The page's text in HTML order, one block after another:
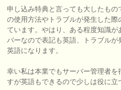
申し込み特典と言っても大したも
の使用方法やトラブルが発生した
ています。やはり、ある程度知識
バーなので表記も英語、トラブルが
英語になります。
幸い私は本業でもサーバー管理者
すが英語もできるので少しは役に立